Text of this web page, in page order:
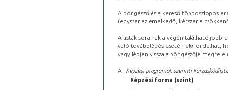
A böngésző és a kereső többoszlopos
(egyszer az emelkedő, kétszer a
A listák sorainak a végén található
való továbblépés esetén előfordulhat,
vagy lépjen vissza a böngészője
A „ Képzési programok szerinti kurzuskódlista
Képzési forma (szint)